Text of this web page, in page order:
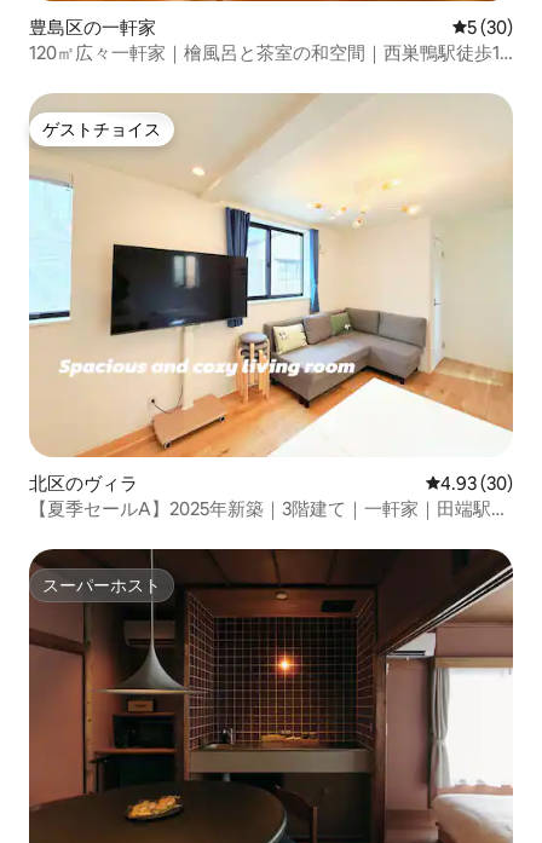
豊島区の一軒家 レビュー
5 (30)
120㎡広々一軒家｜檜風呂と茶室の和空間｜西巣鴨駅徒歩1
ゲストチョイス
ゲストチョイス
北区のヴィラ レビュー30
4.93 (30)
【夏季セールA】2025年新築｜3階建て｜一軒家｜田端駅徒
スーパーホスト
スーパーホスト